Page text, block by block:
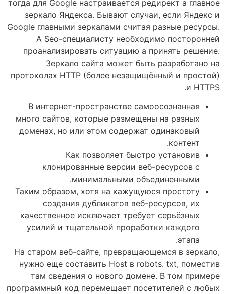
тогда для Google настраивается редирект а главное
зеркало Яндекса. Бывают случаи, если Яндекс и
Google главными зеркалами считая разные ресурсы.
А Seo-специалисту необходимо посторонней
проанализировать ситуацию а принять решение.
Зеркало сайта может быть разработано на
протоколах HTTP (более незащищённый и простой)
и HTTPS.
В интернет-пространстве самоосознанная
много сайтов, которые размещены на разных
доменах, но или этом содержат одинаковый
контент.
Как позволяет быстро установив
клонированные версии веб-ресурсов с
минимальными объединенными.
Таким образом, хотя на кажущуюся простоту
создания дубликатов веб-ресурсов, их
качественное исключает требует серьёзных
усилий и тщательной проработки каждого
этапа.
На старом веб-сайте, превращающемся в зеркало,
нужно еще составить Host в robots. txt, поместив
там сведения о нового домене. В том примере
программный код перемещает посетителей с любых